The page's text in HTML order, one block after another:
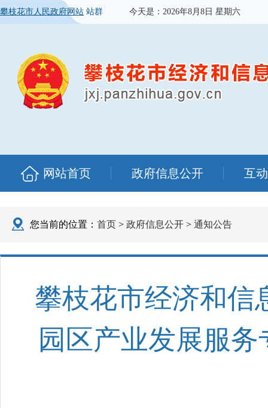
攀枝花市人民政府网站 站群 今天是： 2026年8月8日 星期六
网站首页 政府信息公开 互
您当前的位置： 首页 > 政府信息公开 > 通知公告
攀枝花市经济和信
园区产业发展服